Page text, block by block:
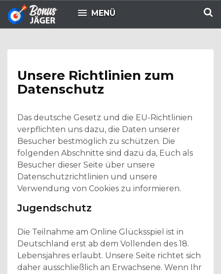
MENÜ
Unsere Richtlinien zum
Datenschutz
Das deutsche Gesetz und die EU-Richtlinien
verpflichten uns dazu, die Daten unserer
Besucher bestmöglich zu schützen. Die
folgenden Abschnitte sind dazu da, Euch als
Besucher dieser Seite über unsere
Datenschutzrichtlinien und unsere
Verwendung von Cookies zu informieren.
Jugendschutz
Die Teilnahme am Online Glücksspiel ist in
Deutschland erst ab dem Vollenden des 18.
Lebensjahres erlaubt. Unsere Seite richtet sich
daher ausschließlich an Erwachsene. Wenn Ihr